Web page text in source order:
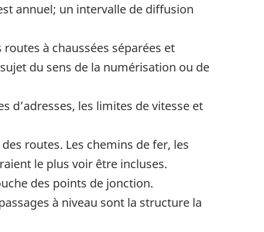
annuel; un intervalle de diffusion
à chaussées séparées et
du sens de la numérisation ou de
d’adresses, les limites de vitesse et
routes. Les chemins de fer, les
le plus voir être incluses.
des points de jonction.
à niveau sont la structure la